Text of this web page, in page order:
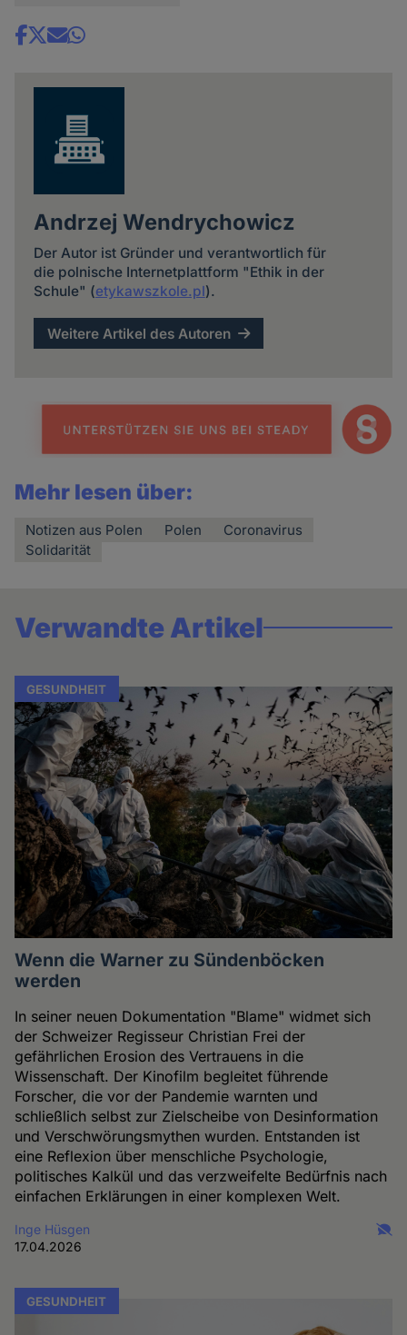
Share
Andrzej Wendrychowicz
Der Autor ist Gründer und verantwortlich für
die polnische Internetplattform "Ethik in der
Schule" (etykawszkole.pl).
Weitere Artikel des Autoren
Mehr lesen über:
Notizen aus Polen Polen
Coronavirus
Solidarität
Verwandte Artikel
GESUNDHEIT
Wenn die Warner zu Sündenböcken
werden
In seiner neuen Dokumentation "Blame" widmet sich
der Schweizer Regisseur Christian Frei der
gefährlichen Erosion des Vertrauens in die
Wissenschaft. Der Kinofilm begleitet führende
Forscher, die vor der Pandemie warnten und
schließlich selbst zur Zielscheibe von Desinformation
und Verschwörungsmythen wurden. Entstanden ist
eine Reflexion über menschliche Psychologie,
politisches Kalkül und das verzweifelte Bedürfnis nach
einfachen Erklärungen in einer komplexen Welt.
Inge Hüsgen
17.04.2026
GESUNDHEIT